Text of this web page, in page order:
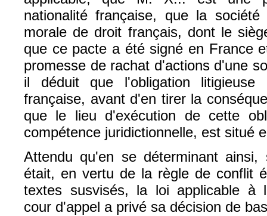
nationalité française, que la
morale de droit français, dont le
que ce pacte a été signé en France
promesse de rachat d'actions d'une
il déduit que l'obligation
française, avant d'en tirer la
que le lieu d'exécution de cette
compétence juridictionnelle, est situé
Attendu qu'en se déterminant ainsi,
était, en vertu de la règle de conflit
textes susvisés, la loi applicable à
cour d'appel a privé sa décision de